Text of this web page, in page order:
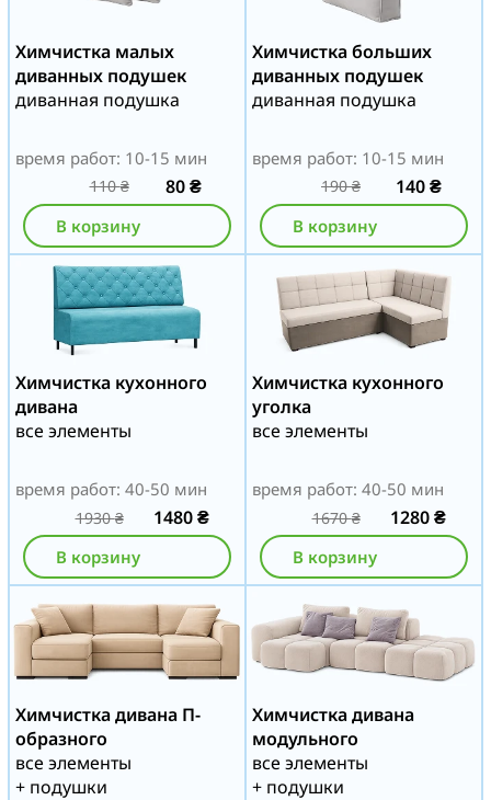
Химчистка малых
диванных подушек
диванная подушка
время работ: 10-15 мин
110₴ 80₴
В корзину
Химчистка больших
диванных подушек
диванная подушка
время работ: 10-15 мин
190₴ 140₴
В корзину
Химчистка кухонного
дивана
все элементы
время работ: 40-50 мин
1930₴ 1480₴
В корзину
Химчистка кухонного
уголка
все элементы
время работ: 40-50 мин
1670₴ 1280₴
В корзину
Химчистка дивана П-
образного
все элементы
+ подушки
Химчистка дивана
модульного
все элементы
+ подушки